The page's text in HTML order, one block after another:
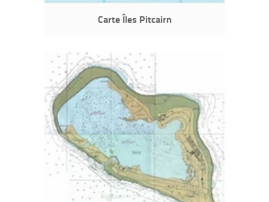
Carte Îles Pitcairn